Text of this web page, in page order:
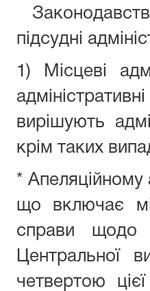
підсудні
1) Місцеві
вирішують
крім таких
* Апеляційному
що включає
справи щодо
Центральної
четвертою